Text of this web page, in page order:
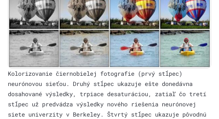
Kolorizovanie čiernobielej fotografie (prvý stĺpec)
neurónovou sieťou. Druhý stĺpec ukazuje ešte donedávna
dosahované výsledky, trpiace desaturáciou, zatiaľ čo tretí
stĺpec už predvádza výsledky nového riešenia neurónovej
siete univerzity v Berkeley. Štvrtý stĺpec ukazuje pôvodnú